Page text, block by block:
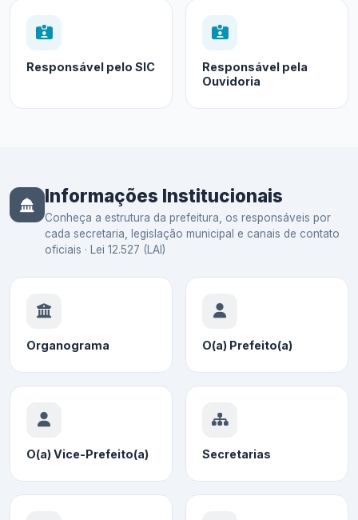
Responsável pelo SIC
Responsável pela
Ouvidoria
Informações Institucionais
Conheça a estrutura da prefeitura, os responsáveis por
cada secretaria, legislação municipal e canais de contato
oficiais · Lei 12.527 (LAI)
Organograma O(a) Prefeito(a)
O(a) Vice-Prefeito(a) Secretarias